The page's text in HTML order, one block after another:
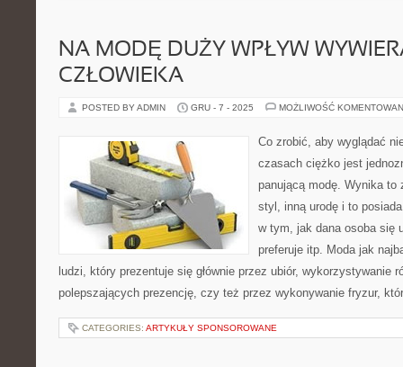
NA MODĘ DUŻY WPŁYW
CZŁOWIEKA
POSTED BY ADMIN GRU - 7 - 2025 MOŻLIWOŚĆ
Co zrobić, aby wyglądać
czasach ciężko jest
panującą modę. Wynika
styl, inną urodę i to
w tym, jak dana osoba się
preferuje itp. Moda jak
ludzi, który prezentuje się głównie przez ubiór, wykorzystywanie
polepszających prezencję, czy też przez wykonywanie fryzur,
CATEGORIES: ARTYKUŁY SPONSOROWANE